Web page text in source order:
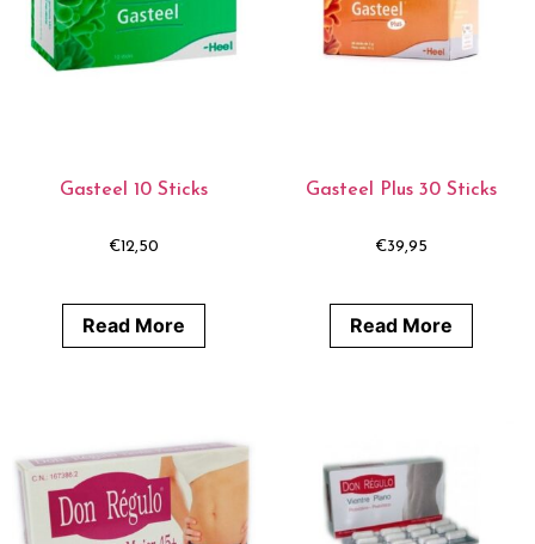
Gasteel 10 Sticks
€12,50
Read More
Gasteel Plus 30 Sticks
€39,95
Read More